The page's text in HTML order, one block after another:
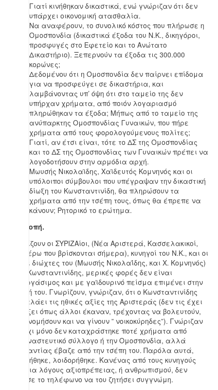
Γιατί κινήθηκαν δικαστικά, ενώ γνώριζαν ότι δεν
υπάρχει οικονομική ατασθαλία.
Να αναφέρουν, το συνολικό κόστος που πλήρωσε η
Ομοσπονδία (δικαστικά έξοδα του Ν.Κ., δικηγόροι,
προσφυγές στο Εφετείο και το Ανώτατο
Δικαστήριο). Ξεπερνούν τα έξοδα τις 300.000
κορώνες;
Δεδομένου ότι η Ομοσπονδία δεν παίρνει επίδομα
για να προσφεύγει σε δικαστήρια, και
λαμβάνοντας υπ’ όψη ότι στο ταμείο της δεν
υπήρχαν χρήματα, από ποιόν λογαριασμό
πληρώθηκαν τα έξοδα; Μήπως από το ταμείο της
ανύπαρκτης Ομοσπονδίας Γυναικών, που πήρε
χρήματα από τους φορολογούμενους πολίτες;
Γιατί, αν έτσι είναι, τότε το ΔΣ της Ομοσπονδίας
και το ΔΣ της Ομοσπονδίας των Γυναικών πρέπει να
λογοδοτήσουν στην αρμόδια αρχή.
Μωυσής Νικολαϊδης, Χαϊδευτός Κομνηνός και οι
υπόλοιποι σύμβουλοι που υπέγραψαν την δικαστική
δίωξη του Κωνσταντινίδη, θα πληρώσουν τα
χρήματα από την τσέπη τους, όπως θα έπρεπε να
κάνουν; Ρητορικό το ερώτημα.
Η ντροπή.
Γνωρίζουν οι ΣΥΡΙΖΑίοι, (Νέα Αριστερά, Κασσελακικοί,
δεν ξέρω που βρίσκονται σήμερα), κυνηγοί του Ν.Κ., και οι
κύριοι διώχτες του (Μωυσής Νικολαΐδης, και Χ. Κομνηνός)
ότι ο Κωνσταντινίδης, μερικές φορές δεν είναι
συνεργάσιμος και με γαϊδουρινό πείσμα επιμένει στην
άποψή του. Γνωρίζουν, γνώριζαν, ότι ο Κωνσταντινίδης
κουβαλάει τις ηθικές αξίες της Αριστεράς (δεν τις έχει
πετάξει όπως άλλοι έκαναν, τρέχοντας να βολευτούν,
να κονομήσουν και να γίνουν ” νοικοκύρηδες”). Γνώριζαν
ότι, όχι μόνο δεν καταχράστηκε ποτέ χρήματα από
μεταναστευτικό σύλλογο ή την Ομοσπονδία, αλλά
απεναντίας έβαζε από την τσέπη του. Παρόλα αυτά,
κυνηγήθηκε, λοιδορήθηκε. Κανένας από τους κυνηγούς
του, για λόγους αξιοπρέπειας, ή ανθρωπισμού, δεν
σήκωσε το τηλέφωνο να του ζητήσει συγγνώμη.